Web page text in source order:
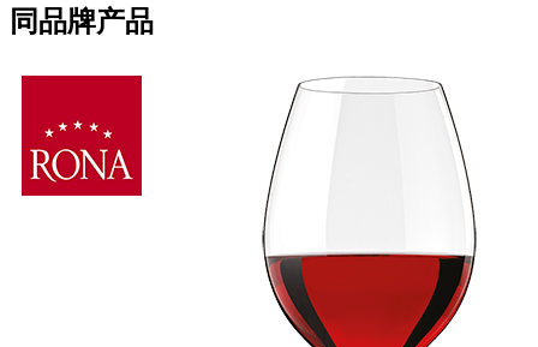
同品牌产品